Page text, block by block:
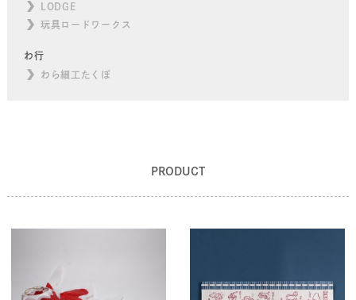
LODGE
玩具ロードワークス
わ行
わら細工たくぼ
PRODUCT